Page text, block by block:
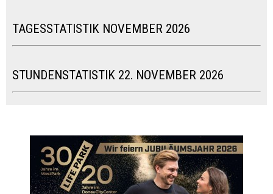
TAGESSTATISTIK NOVEMBER 2026
STUNDENSTATISTIK 22. NOVEMBER 2026